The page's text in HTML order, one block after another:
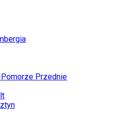
Przednie